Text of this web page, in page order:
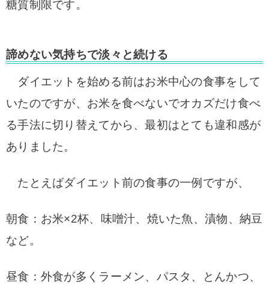
糖質制限です。
諦めない気持ちで淡々と続ける
ダイエットを始める前はお米中心の食事をして
いたのですが、お米を食べないでオカズだけ食べ
る手法に切り替えてから、最初はとても違和感が
ありました。
たとえばダイエット前の食事の一例ですが、
朝食：お米×2杯、味噌汁、焼いた魚、漬物、納豆
など。
昼食：外食が多くラーメン、パスタ、とんかつ、